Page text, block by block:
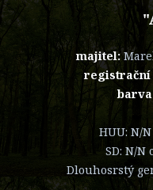
majitel:
registrační
HUU: N/
SD: N/
Dlouhosrstý